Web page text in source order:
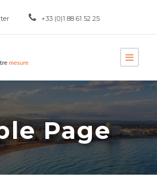
+33 (0)1 88 61 52 25
Page